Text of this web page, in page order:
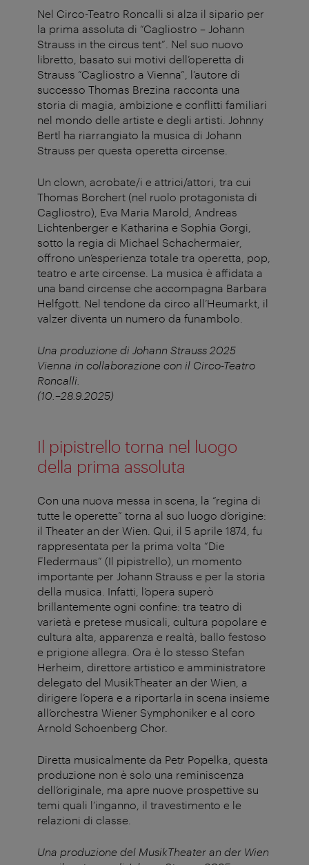
Nel Circo-Teatro Roncalli si alza il sipario per
la prima assoluta di “Cagliostro – Johann
Strauss in the circus tent”. Nel suo nuovo
libretto, basato sui motivi dell’operetta di
Strauss “Cagliostro a Vienna”, l’autore di
successo Thomas Brezina racconta una
storia di magia, ambizione e conflitti familiari
nel mondo delle artiste e degli artisti. Johnny
Bertl ha riarrangiato la musica di Johann
Strauss per questa operetta circense.
Un clown, acrobate/i e attrici/attori, tra cui
Thomas Borchert (nel ruolo protagonista di
Cagliostro), Eva Maria Marold, Andreas
Lichtenberger e Katharina e Sophia Gorgi,
sotto la regia di Michael Schachermaier,
offrono un’esperienza totale tra operetta, pop,
teatro e arte circense. La musica è affidata a
una band circense che accompagna Barbara
Helfgott. Nel tendone da circo all’Heumarkt, il
valzer diventa un numero da funambolo.
Una produzione di Johann Strauss 2025
Vienna in collaborazione con il Circo-Teatro
Roncalli.
(10.–28.9.2025)
Il pipistrello torna nel luogo
della prima assoluta
Con una nuova messa in scena, la “regina di
tutte le operette” torna al suo luogo d’origine:
il Theater an der Wien. Qui, il 5 aprile 1874, fu
rappresentata per la prima volta “Die
Fledermaus” (Il pipistrello), un momento
importante per Johann Strauss e per la storia
della musica. Infatti, l’opera superò
brillantemente ogni confine: tra teatro di
varietà e pretese musicali, cultura popolare e
cultura alta, apparenza e realtà, ballo festoso
e prigione allegra. Ora è lo stesso Stefan
Herheim, direttore artistico e amministratore
delegato del MusikTheater an der Wien, a
dirigere l’opera e a riportarla in scena insieme
all’orchestra Wiener Symphoniker e al coro
Arnold Schoenberg Chor.
Diretta musicalmente da Petr Popelka, questa
produzione non è solo una reminiscenza
dell’originale, ma apre nuove prospettive su
temi quali l’inganno, il travestimento e le
relazioni di classe.
Una produzione del MusikTheater an der Wien